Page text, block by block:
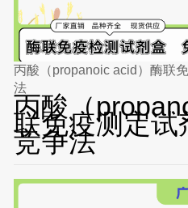
丙酸（propanoic acid）酶联
法
丙酸（
联免疫测定试
竞争法